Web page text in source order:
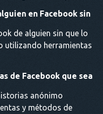
en Facebook sin
de alguien sin que lo
utilizando herramientas
de Facebook que sea
anónimo
y métodos de